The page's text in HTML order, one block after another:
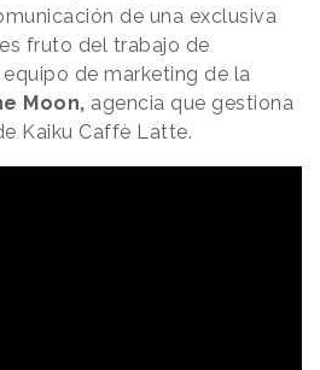
de una exclusiva
fruto del trabajo de
de marketing de la
Moon, agencia que gestiona
Kaiku Caffè Latte.